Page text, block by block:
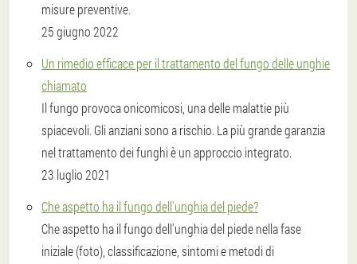
misure preventive.
25 giugno 2022
Un rimedio efficace per il trattamento del fungo delle unghie
chiamato
Il fungo provoca onicomicosi, una delle malattie più
spiacevoli. Gli anziani sono a rischio. La più grande garanzia
nel trattamento dei funghi è un approccio integrato.
23 luglio 2021
Che aspetto ha il fungo dell'unghia del piede?
Che aspetto ha il fungo dell'unghia del piede nella fase
iniziale (foto), classificazione, sintomi e metodi di